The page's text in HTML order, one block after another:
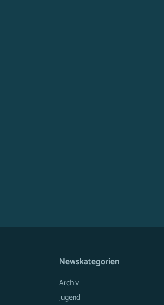
Newskategorien
Archiv
Jugend